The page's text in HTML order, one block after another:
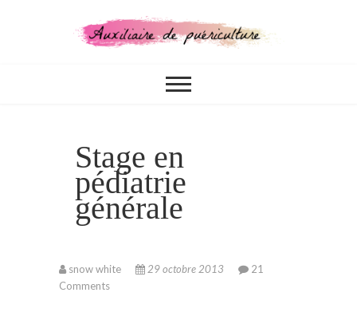
Stage en
pédiatrie
générale
snow white 29 octobre 2013
21
Comments